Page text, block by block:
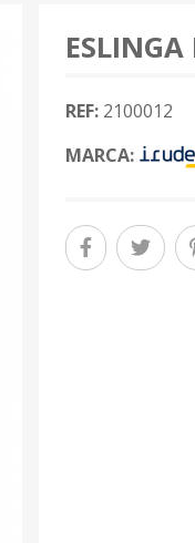
REF: 2100012
MARCA: